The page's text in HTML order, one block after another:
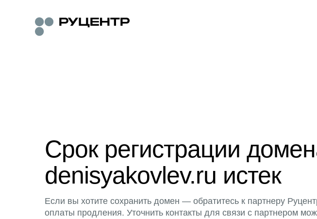
Срок регистрации
denisyakovlev.ru истек
Если вы хотите сохранить домен — обратитесь к партнеру
оплаты продления. Уточнить контакты для связи с партнером